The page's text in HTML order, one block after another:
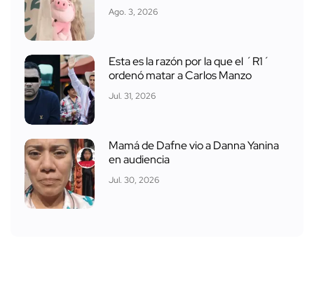
Ago. 3, 2026
Esta es la razón por la que el ´R1´
ordenó matar a Carlos Manzo
Jul. 31, 2026
Mamá de Dafne vio a Danna Yanina
en audiencia
Jul. 30, 2026